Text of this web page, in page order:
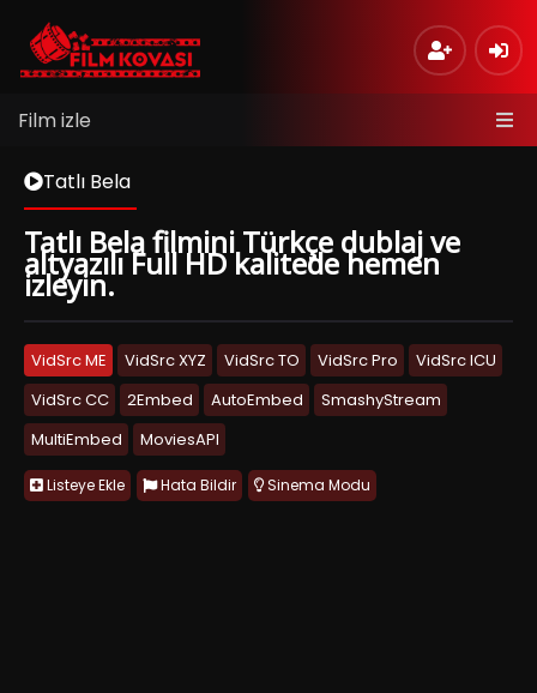
Film izle
Tatlı Bela
Tatlı Bela filmini Türkçe dublaj ve
altyazılı Full HD kalitede hemen
izleyin.
VidSrc ME VidSrc XYZ VidSrc TO VidSrc Pro
VidSrc ICU
VidSrc CC
2Embed AutoEmbed
SmashyStream
MultiEmbed
MoviesAPI
Listeye Ekle Hata Bildir Sinema Modu